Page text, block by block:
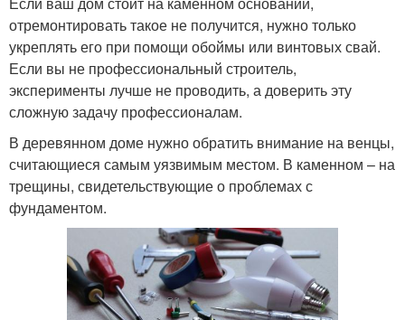
отремонтировать такое не получится, нужно только
укреплять его при помощи обоймы или винтовых свай.
Если вы не профессиональный строитель,
эксперименты лучше не проводить, а доверить эту
сложную задачу профессионалам.
В деревянном доме нужно обратить внимание на венцы,
считающиеся самым уязвимым местом. В каменном – на
трещины, свидетельствующие о проблемах с
фундаментом.